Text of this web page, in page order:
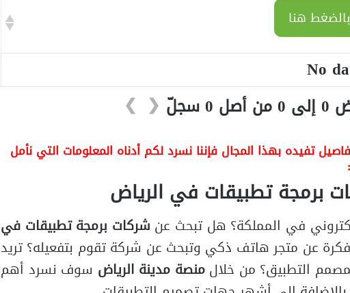
هنا
No
0 سجلّ
❮
❯
تفيده بهذا المجال فإننا نسرد لكم أدناه المعلومات التي نأمل
برمجة تطبيقات في الرياض
في المملكة؟ هل تبحث عن شركات برمجة تطبيقات في
عن متجر هاتف ذكي وتبحث عن شركة تقوم بتفعيله؟ تريد
لمصمم التطبيق؟ من خلالمنصة مدينة الرياض سوف نسرد أهم